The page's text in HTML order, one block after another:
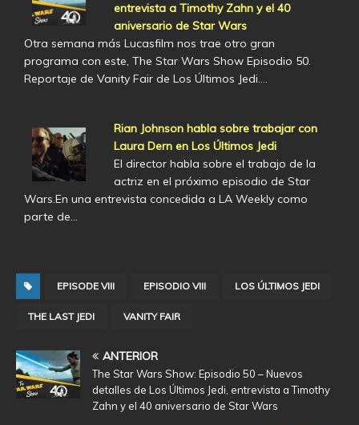
entrevista a Timothy Zahn y el 40
aniversario de Star Wars
Otra semana más Lucasfilm nos trae otro gran
programa con este, The Star Wars Show Episodio 50.
Reportaje de Vanity Fair de Los Últimos Jedi.…
Rian Johnson habla sobre trabajar con
Laura Dern en Los Últimos Jedi
El director habla sobre el trabajo de la
actriz en el próximo episodio de Star
Wars.En una entrevista concedida a LA Weekly como
parte de…
EPISODE VIII EPISODIO VIII LOS ÚLTIMOS JEDI
THE LAST JEDI VANITY FAIR
ANTERIOR
The Star Wars Show: Episodio 50 – Nuevos
detalles de Los Últimos Jedi, entrevista a Timothy
Zahn y el 40 aniversario de Star Wars